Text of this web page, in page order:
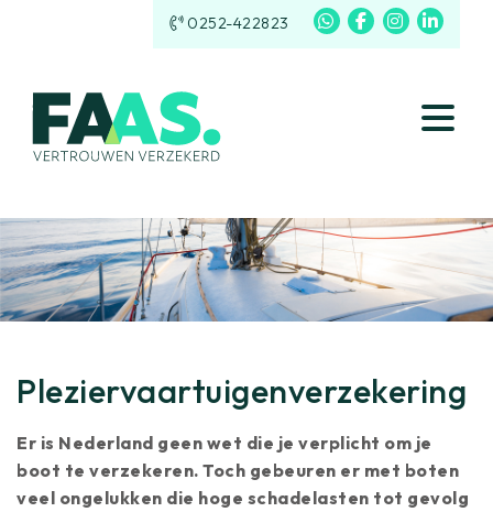
0252-422823
Pleziervaartuigenverzekering
Er is Nederland geen wet die je verplicht om je
boot te verzekeren. Toch gebeuren er met boten
veel ongelukken die hoge schadelasten tot gevolg